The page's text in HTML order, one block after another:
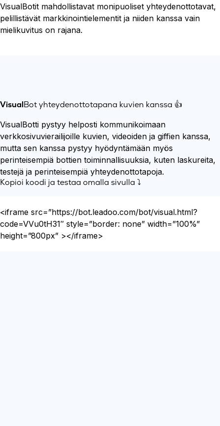
VisualBotit mahdollistavat monipuoliset yhteydenottotavat,
pelillistävät markkinointielementit ja niiden kanssa vain
mielikuvitus on rajana.
VisualBot yhteydenottotapana kuvien kanssa 👍
VisualBotti pystyy helposti kommunikoimaan
verkkosivuvierailijoille kuvien, videoiden ja giffien kanssa,
mutta sen kanssa pystyy hyödyntämään myös
perinteisempiä bottien toiminnallisuuksia, kuten laskureita,
testejä ja perinteisempiä yhteydenottotapoja.
Kopioi koodi ja testaa omalla sivulla ⤵️
<iframe src=”https://bot.leadoo.com/bot/visual.html?
code=VVu0tH31″ style=”border: none” width=”100%”
height=”800px” ></iframe>